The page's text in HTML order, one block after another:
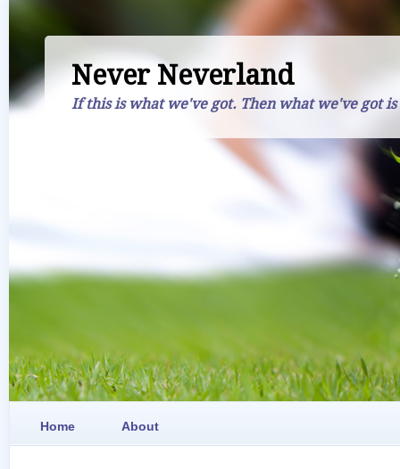
Never Neverland
If this is what we've got. Then what we've got is
Home About